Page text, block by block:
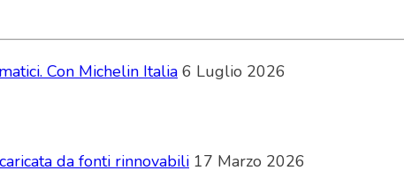
Con Michelin Italia 6 Luglio 2026
da fonti rinnovabili 17 Marzo 2026